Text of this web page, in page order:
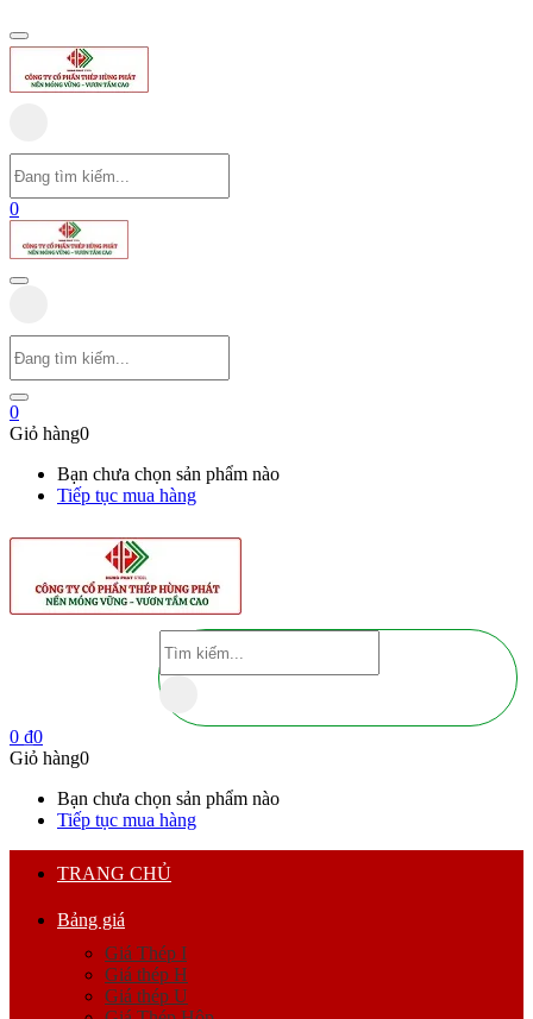
0
0
Giỏ hàng0
Bạn chưa chọn sản phẩm nào
Tiếp tục mua hàng
0 ₫0
Giỏ hàng0
Bạn chưa chọn sản phẩm nào
Tiếp tục mua hàng
TRANG CHỦ
Bảng giá
Giá Thép I
Giá thép H
Giá thép U